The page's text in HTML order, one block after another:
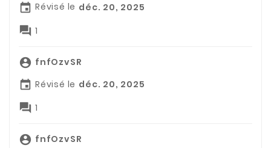
 Révisé le déc. 20, 2025
 1
 fnfOzvSR
 Révisé le déc. 20, 2025
 1
 fnfOzvSR